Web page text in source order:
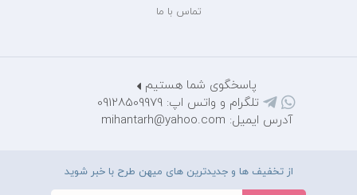
تماس با ما
پاسخگوی شما هستیم
تلگرام و واتس اپ: 09128509979
آدرس ایمیل: mihantarh@yahoo.com
از تخفیف ها و جدیدترین های میهن طرح با خبر شوید